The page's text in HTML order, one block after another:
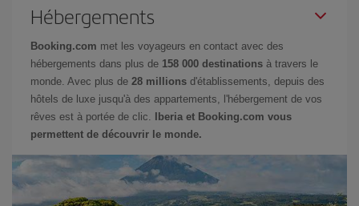
Hébergements
Booking.com met les voyageurs en contact avec des
hébergements dans plus de 158 000 destinations à travers le
monde. Avec plus de 28 millions d'établissements, depuis des
hôtels de luxe jusqu'à des appartements, l'hébergement de vos
rêves est à portée de clic.
Iberia et Booking.com vous
permettent de découvrir le monde.